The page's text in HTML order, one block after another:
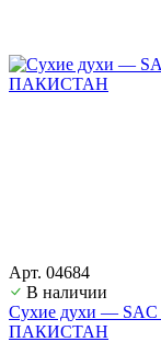
Арт. 04684
В наличии
Сухие духи — SAC
ПАКИСТАН